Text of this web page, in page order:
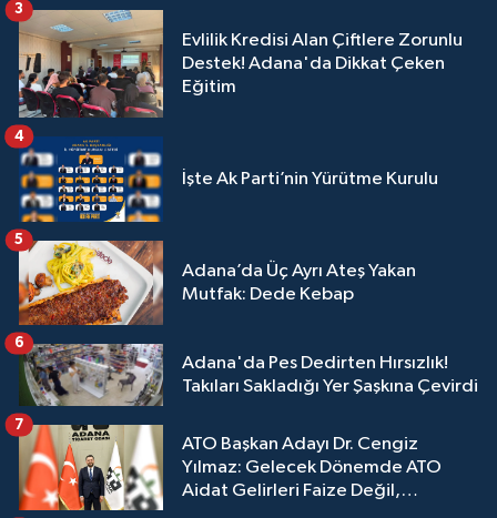
Evlilik Kredisi Alan Çiftlere Zorunlu
Destek! Adana'da Dikkat Çeken
Eğitim
3
İşte Ak Parti’nin Yürütme Kurulu
4
Adana’da Üç Ayrı Ateş Yakan
Mutfak: Dede Kebap
5
Adana'da Pes Dedirten Hırsızlık!
Takıları Sakladığı Yer Şaşkına Çevirdi
6
ATO Başkan Adayı Dr. Cengiz
Yılmaz: Gelecek Dönemde ATO
Aidat Gelirleri Faize Değil,
7